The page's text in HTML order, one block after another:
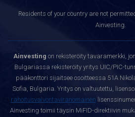
Residents of your country are not
Ainvesting.
Ainvesting on rekisteröity tavaramerkki,
Bulgariassa rekisteröity yritys UIC/PIC-
pääkonttori sijaitsee osoitteessa 51A
Sofia, Bulgaria. Yritys on valtuutettu,
rahoitusvalvontaviranomainen
Ainvesting toimii täysin MiFID-direktiivin